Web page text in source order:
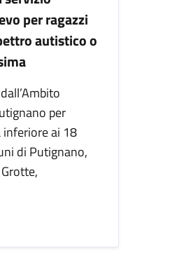
per ragazzi
autistico o
per
inferiore ai 18
di Putignano,